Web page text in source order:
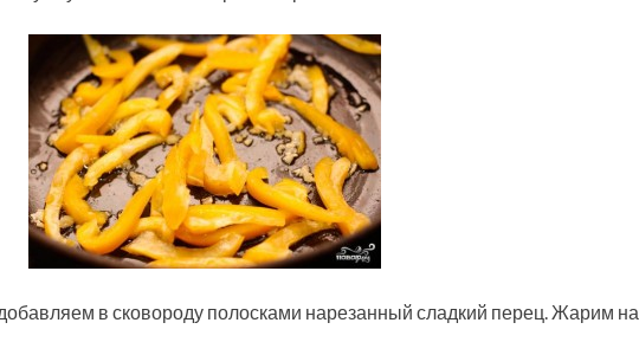
в сковороду полосками нарезанный сладкий перец. Жарим на